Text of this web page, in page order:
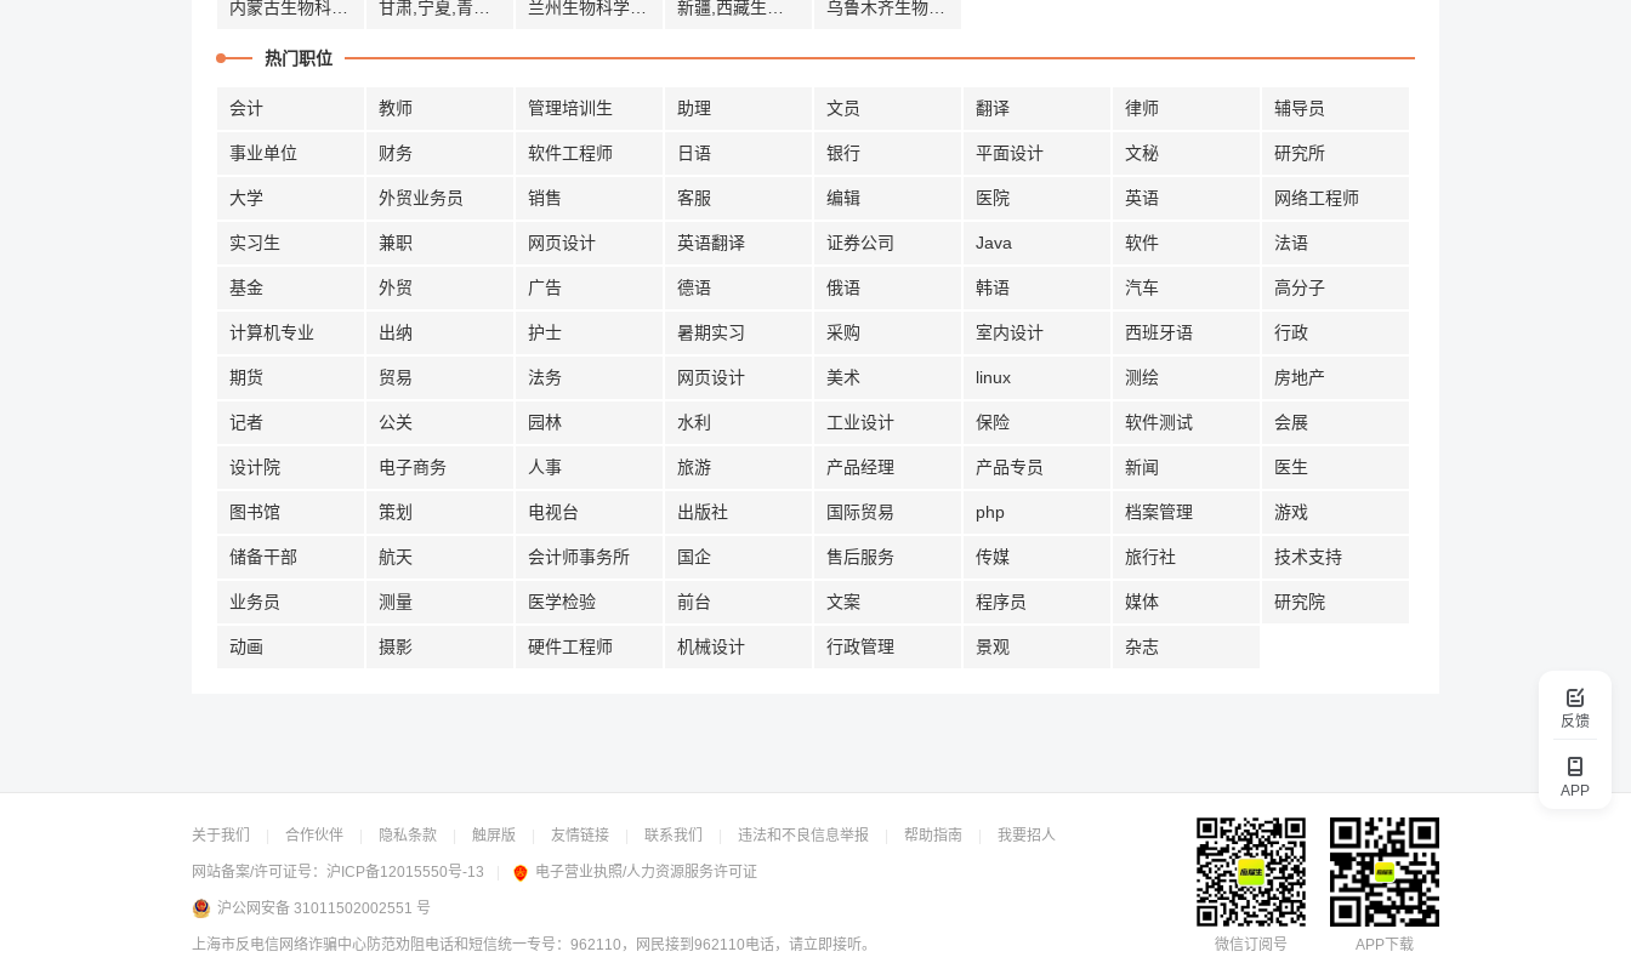
反馈
APP
热门职位
会计 教师 管理培训生 助理 文员 翻译 律师 辅导员
事业单位 财务 软件工程师 日语 银行 平面设计 文秘 研究所
大学 外贸业务员 销售 客服 编辑 医院 英语 网络工程师
实习生 兼职 网页设计 英语翻译 证券公司 Java 软件 法语
基金 外贸 广告 德语 俄语 韩语 汽车 高分子
计算机专业 出纳 护士 暑期实习 采购 室内设计 西班牙语 行政
期货 贸易 法务 网页设计 美术 linux 测绘 房地产
记者 公关 园林 水利 工业设计 保险 软件测试 会展
设计院 电子商务 人事 旅游 产品经理 产品专员 新闻 医生
图书馆 策划 电视台 出版社 国际贸易 php 档案管理 游戏
储备干部 航天 会计师事务所 国企 售后服务 传媒 旅行社 技术支持
业务员 测量 医学检验 前台 文案 程序员 媒体 研究院
动画 摄影 硬件工程师 机械设计 行政管理 景观 杂志
关于我们 合作伙伴 隐私条款 触屏版 友情链接 联系我们 违法和不良信息举报 帮助指南 我要招人
网站备案/许可证号： 沪ICP备12015550号-13 电子营业执照/人力资源服务许可证
沪公网安备 31011502002551 号
上海市反电信网络诈骗中心防范劝阻电话和短信统一专号：962110，网民接到962110电话，请立即接听。 APP下载
微信订阅号